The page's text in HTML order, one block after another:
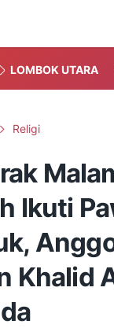
LOMBOK UTARA
Religi
Ikuti
Khalid